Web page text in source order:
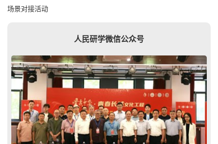
场景对接活动
人民研学微信公众号